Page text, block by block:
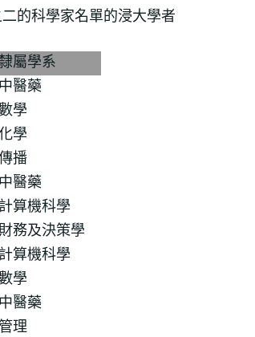
的科學家名單的浸大學者
屬學系
中醫藥
學
學
播
中醫藥
計算機科學
財務及決策學
計算機科學
學
中醫藥
管理